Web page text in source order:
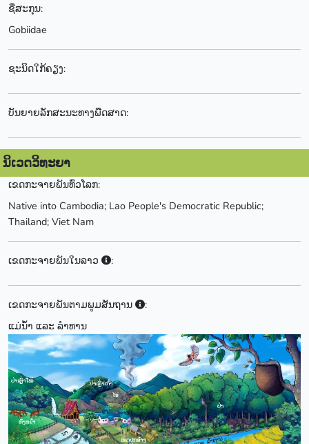
ຊື່ສະກຸນ:
Gobiidae
ຊະນິດໃກ້ຄຽງ:
ບັນຍາຍລັກສະນະທາງພືດສາດ:
ນິເວດວິທະຍາ
ເຂດກະຈາຍພັນທົ່ວໂລກ:
Native into Cambodia; Lao People's Democratic Republic;
Thailand; Viet Nam
ເຂດກະຈາຍພັນໃນລາວ :
ເຂດກະຈາຍພັນຕາມພູມສັນຖານ
:
ແມ່ນ້ຳ ແລະ ລຳທານ